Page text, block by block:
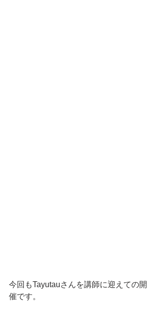
今回もTayutauさんを講師に迎えての開
催です。